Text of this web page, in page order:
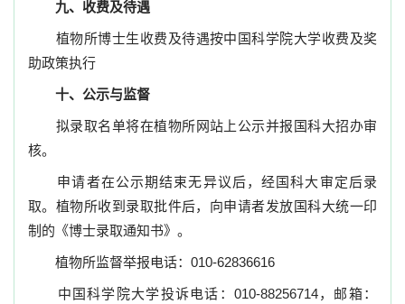
九、收费及待遇
植物所博士生收费及待遇按中国科学院大学收费及奖
助政策执行
十、公示与监督
拟录取名单将在植物所网站上公示并报国科大招办审
核。
申请者在公示期结束无异议后，经国科大审定后录
取。植物所收到录取批件后，向申请者发放国科大统一印
制的《博士录取通知书》。
植物所监督举报电话： 010-62836616
中国科学院大学投诉电话： 010-88256714，邮箱：